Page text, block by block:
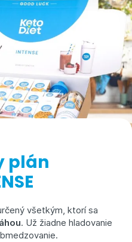
plán
všetkým, ktorí sa
. Už žiadne hladovanie